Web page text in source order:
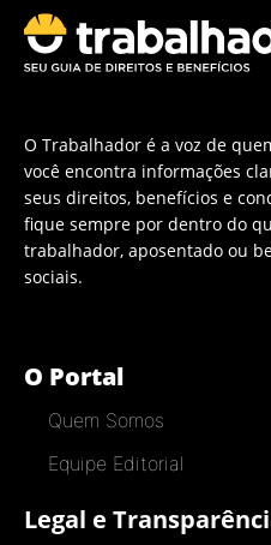
O Trabalhador é a voz de
você encontra informações
seus direitos, benefícios e
fique sempre por dentro do
trabalhador, aposentado ou
sociais.
O Portal
Quem Somos
Equipe Editorial
Legal e